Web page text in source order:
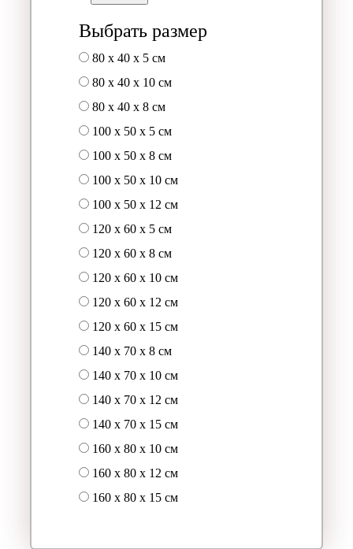
Выбрать размер
80 x 40 x 5 см
80 x 40 x 10 см
80 x 40 x 8 см
100 x 50 x 5 см
100 х 50 х 8 см
100 x 50 x 10 см
100 x 50 x 12 см
120 x 60 x 5 см
120 x 60 x 8 см
120 x 60 x 10 см
120 x 60 x 12 см
120 x 60 x 15 см
140 x 70 x 8 см
140 x 70 x 10 см
140 x 70 x 12 см
140 x 70 x 15 см
160 x 80 x 10 см
160 x 80 x 12 см
160 x 80 x 15 см